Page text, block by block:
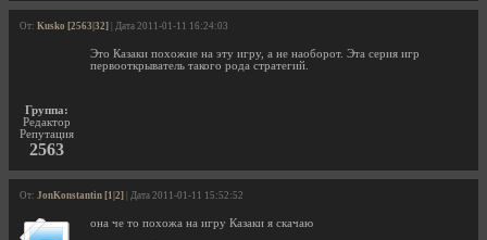
От: Kusko [2563|32] | Дата 2011-01-11 16:24:03
Группа:
Редактор
Репутация
2563
Это Казаки похожие на эту игру, а не наоборот. Эта серия игр
первооткрыватель такого рода стратегий.
От: JonKonstantin [1|2] | Дата 2011-01-11 15:52:52
она че то похожа на игру Казаки я скачаю